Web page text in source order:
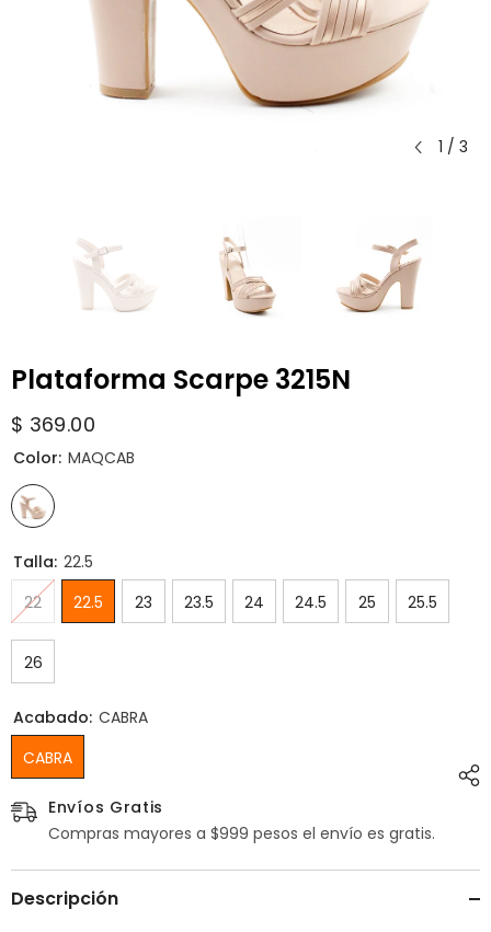
1 / 3
Plataforma Scarpe 3215N
$ 369.00
Color: MAQCAB
Talla: 22.5
22
22.5 23 23.5 24 24.5 25 25.5
26
Acabado: CABRA
CABRA
Envíos Gratis
Compras mayores a $999 pesos el envío es gratis.
Descripción